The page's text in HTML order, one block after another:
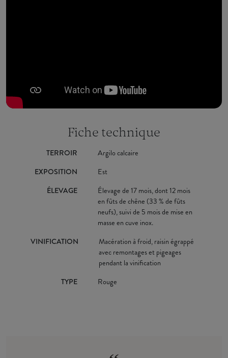
Fiche technique
TERROIR
Argilo calcaire
EXPOSITION
Est
ÉLEVAGE
Élevage de 17 mois, dont 12 mois
en fûts de chêne (33 % de fûts
neufs), suivi de 5 mois de mise en
masse en cuve inox.
VINIFICATION
Macération à froid, raisin égrappé
avec remontages et pigeages
pendant la vinification
TYPE
Rouge